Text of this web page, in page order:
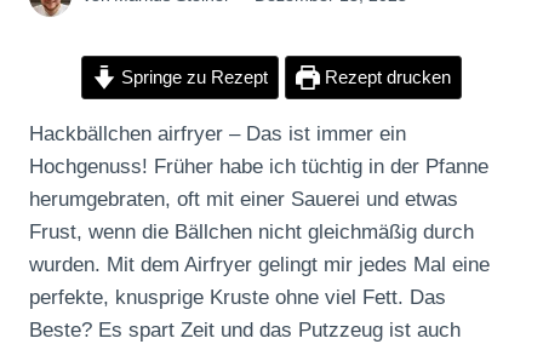
Springe zu Rezept Rezept drucken
Hackbällchen airfryer – Das ist immer ein
Hochgenuss! Früher habe ich tüchtig in der Pfanne
herumgebraten, oft mit einer Sauerei und etwas
Frust, wenn die Bällchen nicht gleichmäßig durch
wurden. Mit dem Airfryer gelingt mir jedes Mal eine
perfekte, knusprige Kruste ohne viel Fett. Das
Beste? Es spart Zeit und das Putzzeug ist auch